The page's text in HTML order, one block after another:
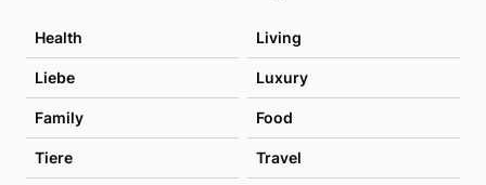
Health Living
Liebe Luxury
Family Food
Tiere Travel